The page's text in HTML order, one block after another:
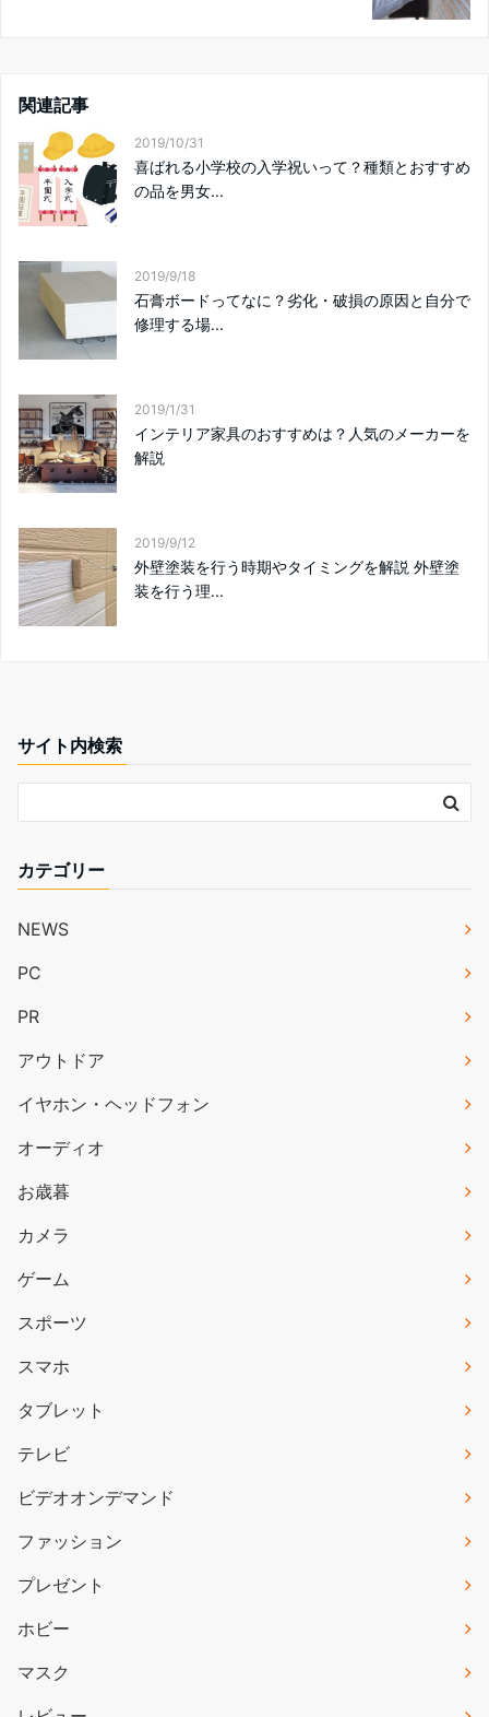
関連記事
2019/10/31
喜ばれる小学校の入学祝いって？種類とおすすめ
の品を男女...
2019/9/18
石膏ボードってなに？劣化・破損の原因と自分で
修理する場...
2019/1/31
インテリア家具のおすすめは？人気のメーカーを
解説
2019/9/12
外壁塗装を行う時期やタイミングを解説 外壁塗
装を行う理...
サイト内検索
カテゴリー
NEWS
PC
PR
アウトドア
イヤホン・ヘッドフォン
オーディオ
お歳暮
カメラ
ゲーム
スポーツ
スマホ
タブレット
テレビ
ビデオオンデマンド
ファッション
プレゼント
ホビー
マスク